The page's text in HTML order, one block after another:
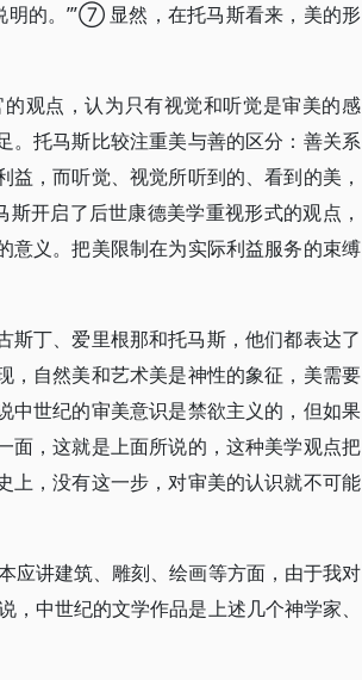
的。’”⑦ 显然，在托马斯看来，美的形
观点，认为只有视觉和听觉是审美的感
。托马斯比较注重美与善的区分：善关系
，而听觉、视觉所听到的、看到的美，
开启了后世康德美学重视形式的观点，
意义。把美限制在为实际利益服务的束缚
丁、爱里根那和托马斯，他们都表达了
，自然美和艺术美是神性的象征，美需要
中世纪的审美意识是禁欲主义的，但如果
面，这就是上面所说的，这种美学观点把
上，没有这一步，对审美的认识就不可能
应讲建筑、雕刻、绘画等方面，由于我对
中世纪的文学作品是上述几个神学家、